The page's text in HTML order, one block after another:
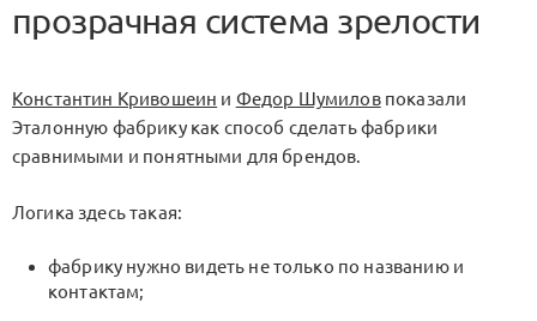
прозрачная система зрелости
Константин Кривошеин и Федор Шумиловпоказали
Эталонную фабрикукак способ сделать фабрики
сравнимыми и понятными для брендов.
Логика здесь такая:
фабрику нужно видеть не только по названию и
контактам;